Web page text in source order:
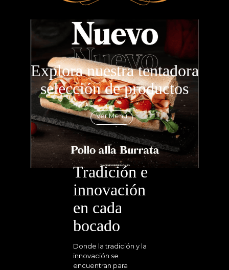
Explora nuestra tentadora
selección de productos
Ver Menú
Tradición e
innovación
en cada
bocado
Donde la tradición y la
innovación se
encuentran para